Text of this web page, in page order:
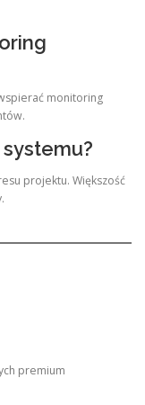
monitoring
projektu. Większość
premium